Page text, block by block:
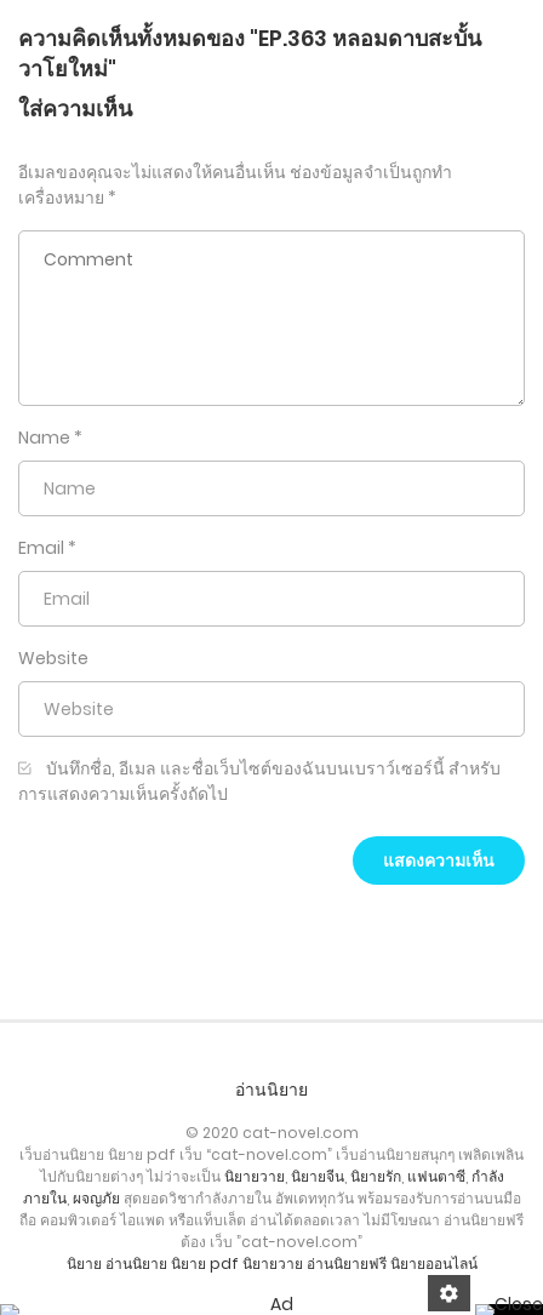
ความคิดเห็นทั้งหมดของ "EP.363 หลอมดาบสะบั้น
วาโยใหม่"
ใส่ความเห็น
อีเมลของคุณจะไม่แสดงให้คนอื่นเห็น ช่องข้อมูลจำเป็นถูกทำ
เครื่องหมาย *
Name *
Email *
Website
บันทึกชื่อ, อีเมล และชื่อเว็บไซต์ของฉันบนเบราว์เซอร์นี้ สำหรับ
การแสดงความเห็นครั้งถัดไป
อ่านนิยาย
© 2020 cat-novel.com
เว็บอ่านนิยาย นิยาย pdf เว็บ “cat-novel.com” เว็บอ่านนิยายสนุกๆ เพลิดเพลิน
ไปกับนิยายต่างๆ ไม่ว่าจะเป็นนิยายวาย นิยายจีน, นิยายรัก, แฟนตาซี, กำลัง
ภายใน, ผจญภัย สุดยอดวิชากำลังภายใน อัพเดททุกวัน พร้อมรองรับการอ่านบนมือ
ถือ คอมพิวเตอร์ ไอแพด หรือแท็บเล็ต อ่านได้ตลอดเวลา ไม่มีโฆษณา อ่านนิยายฟรี
ต้อง เว็บ ”cat-novel.com”
นิยาย อ่านนิยาย นิยาย pdf นิยายวาย อ่านนิยายฟรี นิยายออนไลน์